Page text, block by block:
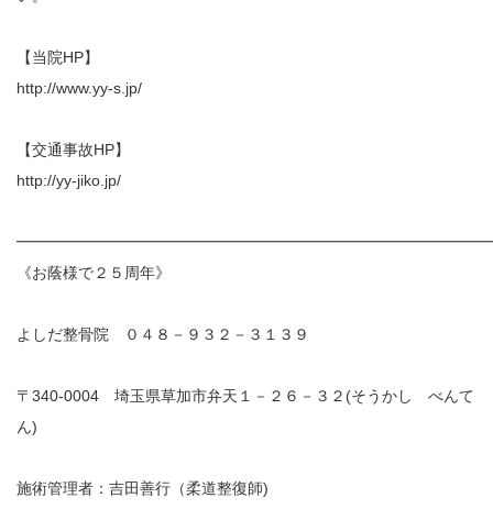
【当院HP】
http://www.yy-s.jp/
【交通事故HP】
http://yy-jiko.jp/
━━━━━━━━━━━━━━━━━━━━━━━━━━━━━━━
《お蔭様で２５周年》
よしだ整骨院 ０４８－９３２－３１３９
〒340-0004 埼玉県草加市弁天１－２６－３２(そうかし べんて
ん)
施術管理者：吉田善行（柔道整復師)